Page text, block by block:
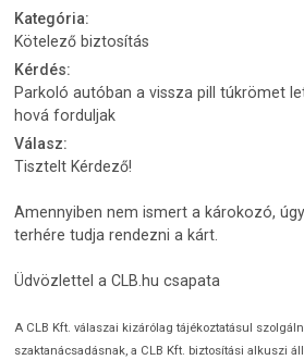
Kategória:
Kötelező biztosítás
Kérdés:
Parkoló autóban a vissza pill túkrömet
hová forduljak
Válasz:
Tisztelt Kérdező!
Amennyiben nem ismert a károkozó,
terhére tudja rendezni a kárt.
Üdvözlettel a CLB.hu csapata
A CLB Kft. válaszai kizárólag tájékoztatásul
szaktanácsadásnak, a CLB Kft. biztosítási alkuszi